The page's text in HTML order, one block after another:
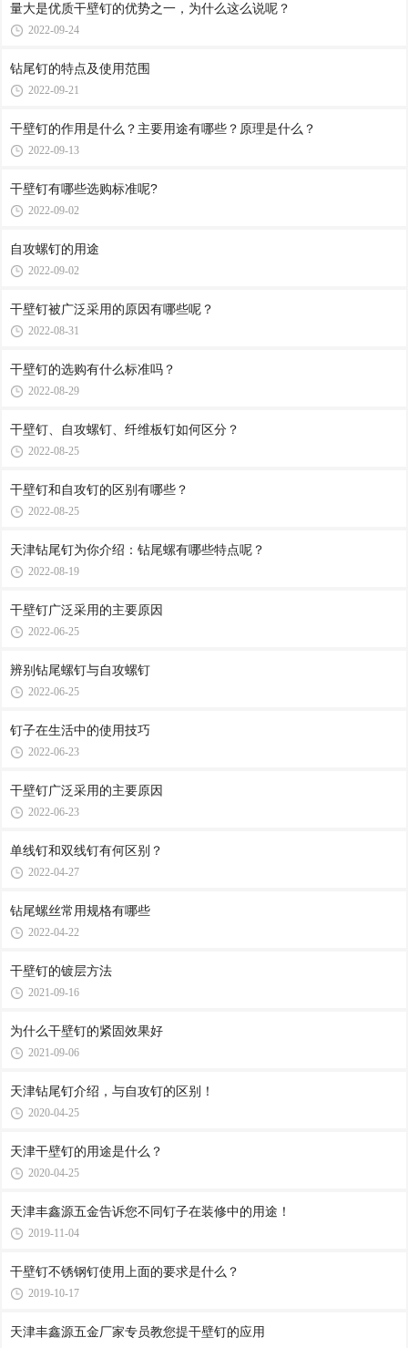
量大是优质干壁钉的优势之一，为什么这么说呢？
2022-09-24
钻尾钉的特点及使用范围
2022-09-21
干壁钉的作用是什么？主要用途有哪些？原理是什么？
2022-09-13
干壁钉有哪些选购标准呢?
2022-09-02
自攻螺钉的用途
2022-09-02
干壁钉被广泛采用的原因有哪些呢？
2022-08-31
干壁钉的选购有什么标准吗？
2022-08-29
干壁钉、自攻螺钉、纤维板钉如何区分？
2022-08-25
干壁钉和自攻钉的区别有哪些？
2022-08-25
天津钻尾钉为你介绍：钻尾螺有哪些特点呢？
2022-08-19
干壁钉广泛采用的主要原因
2022-06-25
辨别钻尾螺钉与自攻螺钉
2022-06-25
钉子在生活中的使用技巧
2022-06-23
干壁钉广泛采用的主要原因
2022-06-23
单线钉和双线钉有何区别？
2022-04-27
钻尾螺丝常用规格有哪些
2022-04-22
干壁钉的镀层方法
2021-09-16
为什么干壁钉的紧固效果好
2021-09-06
天津钻尾钉介绍，与自攻钉的区别！
2020-04-25
天津干壁钉的用途是什么？
2020-04-25
天津丰鑫源五金告诉您不同钉子在装修中的用途！
2019-11-04
干壁钉不锈钢钉使用上面的要求是什么？
2019-10-17
天津丰鑫源五金厂家专员教您提干壁钉的应用